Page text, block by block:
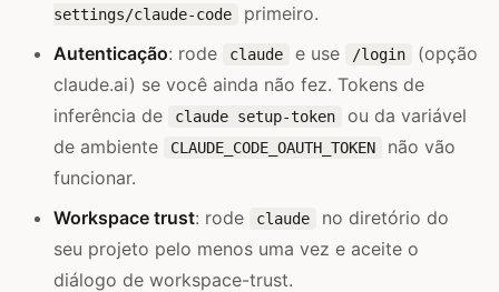
settings/claude-code
primeiro.
Autenticação: rode claude e use /login
(opção
claude.ai) se você ainda não fez. Tokens de
inferência de
claude setup-token
ou da variável
de ambiente
CLAUDE_CODE_OAUTH_TOKEN
não vão
funcionar.
Workspace trust: rode claude
no diretório do
seu projeto pelo menos uma vez e aceite o
diálogo de workspace-trust.